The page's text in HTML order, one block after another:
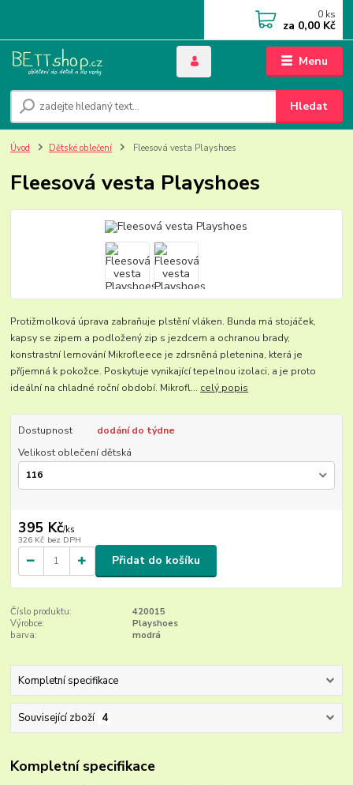
Menu
Hledat
0 ks
za 0,00 Kč
Úvod Dětské oblečení Fleesová vesta Playshoes
Fleesová vesta Playshoes
Protižmolková úprava zabraňuje plstění vláken. Bunda má stojáček,
kapsy se zipem a podložený zip s jezdcem a ochranou brady,
konstrastní lemování Mikrofleece je zdrsněná pletenina, která je
příjemná k pokožce. Poskytuje vynikající tepelnou izolaci, a je proto
ideální na chladné roční období. Mikrofl... celý popis
Dostupnost
dodání do týdne
Velikost oblečení dětská
395 Kč/ks
326 Kč bez DPH
Přidat do košíku
Číslo produktu:
420015
Výrobce:
Playshoes
barva:
modrá
Kompletní specifikace
Související zboží 4
Kompletní specifikace